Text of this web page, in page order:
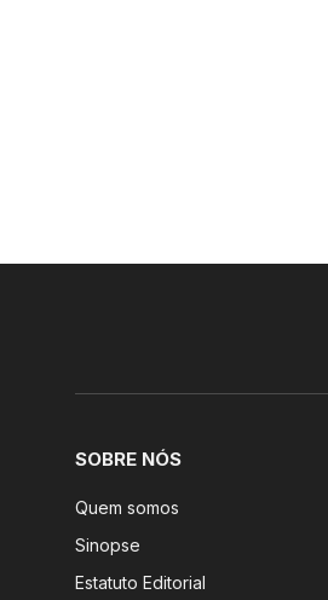
SOBRE NÓS
Quem somos
Sinopse
Estatuto Editorial